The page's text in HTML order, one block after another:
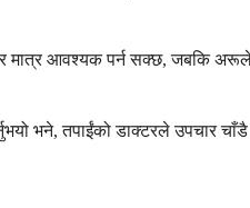
मात्र आवश्यक पर्न सक्छ, जबकि
भने, तपाईंको डाक्टरले उपचार